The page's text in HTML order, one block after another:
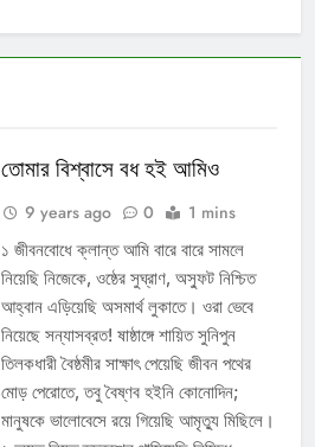
তোমার বিশ্বাসে বধ হই আমিও
9 years ago 0 1 mins
১ জীবনবোধে ক্লান্ত আমি বারে বারে সামলে
নিয়েছি নিজেকে, ওষ্ঠের সুঘ্রাণ, অস্ফুট নিশ্চিত
আহ্বান এড়িয়েছি অসমার্থ লুকাতে। ওরা ভেবে
নিয়েছে সন্যাসব্রত! ষাষ্ঠাঙ্গে শায়িত সুনিপুন
তিলকধারী বৈষ্ঠমীর সাক্ষাৎ পেয়েছি জীবন পথের
মোড় পেরোতে, তবু বৈষ্ণব হইনি কোনোদিন;
মানুষকে ভালোবেসে রয়ে গিয়েছি আমৃত্যু মিছিলে।